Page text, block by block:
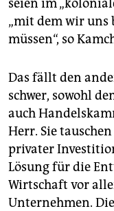
seien im
„mit dem wir uns
müssen“, so
Das fällt den
schwer, sowohl
auch
Herr. Sie
privater
Lösung für die
Wirtschaft vor
Unternehmen.